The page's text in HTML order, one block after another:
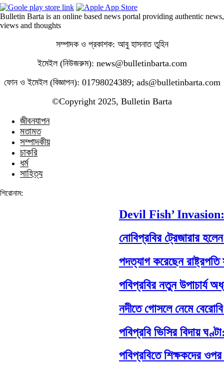
Bulletin Barta is an online based news portal providing authentic news,
views and thoughts
সম্পাদক ও প্রকাশক: আবু হাসনাত তুহিন
ইমেইল (নিউজরুম): news@bulletinbarta.com
ফোন ও ইমেইল (বিজ্ঞাপন): 01798024389; ads@bulletinbarta.com
©️Copyright 2025, Bulletin Barta
জীবনযাপন
মতামত
সম্পাদকীয়
চাকরি
ধর্ম
সাহিত্য
শিরোনাম:
Devil Fish’ Invasion:
নোবিপ্রবির ট্রেজারার হলেন
পদত্যাগ করেছেন রাষ্ট্রপতি
পবিপ্রবির নতুন উপাচার্য
নদীতে গোসলে নেমে বেরোবি
পবিপ্রবি ভিসির বিদায়
পবিপ্রবিতে শিক্ষকদের ওপর